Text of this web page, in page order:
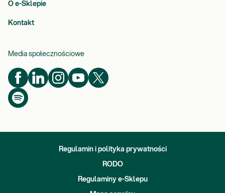
O e-Sklepie
Kontakt
Media społecznościowe
Regulamin i polityka prywatności
RODO
Regulaminy e-Sklepu